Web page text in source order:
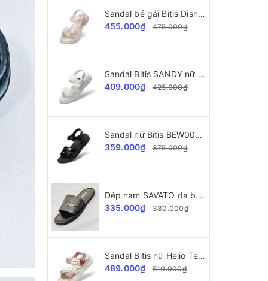
Sandal bé gái Bitis Disney gấu Pooh BEG006997
455.000₫
475.000₫
Sandal Bitis SANDY nữ BEW004600
409.000₫
425.000₫
Sandal nữ Bitis BEW004400 SANDY Collection
359.000₫
375.000₫
Dép nam SAVATO da bò SVT34 dập vân cá sấu
335.000₫
380.000₫
Sandal Bitis nữ Helio Teen BEG004403
489.000₫
510.000₫